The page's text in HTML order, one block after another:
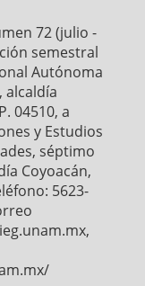
72 (julio -
semestral
Autónoma
alcaldía
04510, a
y Estudios
séptimo
Coyoacán,
5623-